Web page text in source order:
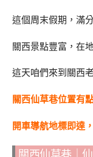
這個周末假期，滿
關西景點豐富，在
這天咱們來到關西
關西仙草巷位置有
開車導航地標即達
關西仙草巷｜